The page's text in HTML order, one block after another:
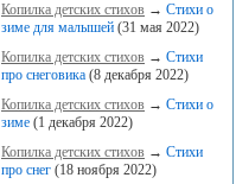
Копилка детских стихов → Стихи о
зиме для малышей (31 мая 2022)
Копилка детских стихов → Стихи
про снеговика (8 декабря 2022)
Копилка детских стихов → Стихи о
зиме (1 декабря 2022)
Копилка детских стихов → Стихи
про снег (18 ноября 2022)